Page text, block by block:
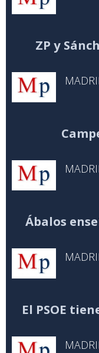
ZP y
Ábalos
El PSOE